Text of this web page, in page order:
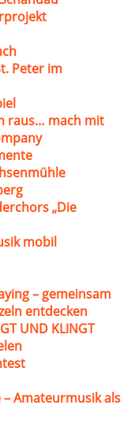
Peter im
raus… mach mit
„Die
mobil
– gemeinsam
entdecken
UND KLINGT
Amateurmusik als